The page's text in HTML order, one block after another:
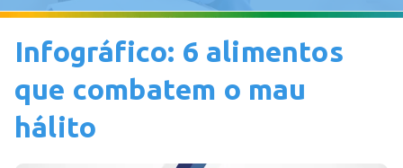
Infográfico: 6 alimentos
que combatem o mau
hálito